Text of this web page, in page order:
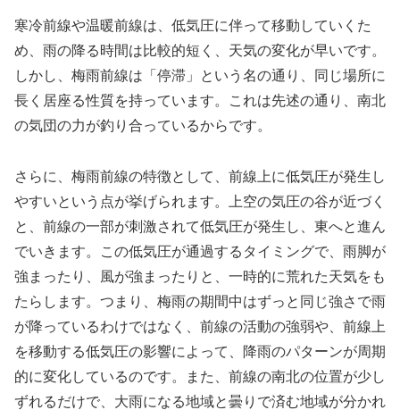
寒冷前線や温暖前線は、低気圧に伴って移動していくた
め、雨の降る時間は比較的短く、天気の変化が早いです。
しかし、梅雨前線は「停滞」という名の通り、同じ場所に
長く居座る性質を持っています。これは先述の通り、南北
の気団の力が釣り合っているからです。
さらに、梅雨前線の特徴として、前線上に低気圧が発生し
やすいという点が挙げられます。上空の気圧の谷が近づく
と、前線の一部が刺激されて低気圧が発生し、東へと進ん
でいきます。この低気圧が通過するタイミングで、雨脚が
強まったり、風が強まったりと、一時的に荒れた天気をも
たらします。つまり、梅雨の期間中はずっと同じ強さで雨
が降っているわけではなく、前線の活動の強弱や、前線上
を移動する低気圧の影響によって、降雨のパターンが周期
的に変化しているのです。また、前線の南北の位置が少し
ずれるだけで、大雨になる地域と曇りで済む地域が分かれ